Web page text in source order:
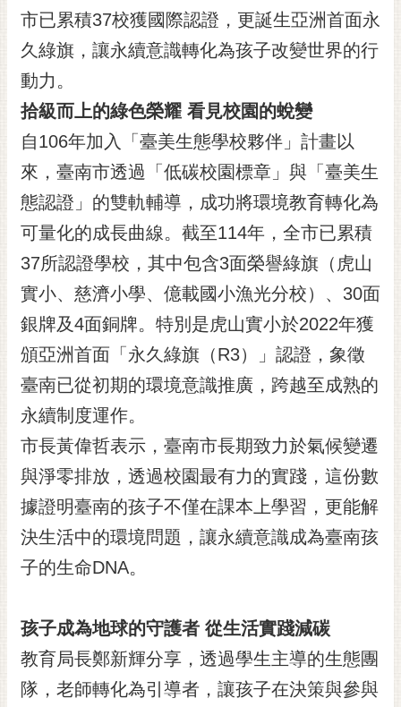
市政資訊
市民互動
黃
偉
哲
螢
光
花
桐
花
祭
網
站
導
覽
訂
閱
RSS
訂
閱
電
報
市
民
信
市已累積37校獲國際認證，更誕生亞洲首面永
久綠旗，讓永續意識轉化為孩子改變世界的行
動力。
拾級而上的綠色榮耀 看見校園的蛻變
自106年加入「臺美生態學校夥伴」計畫以
來，臺南市透過「低碳校園標章」與「臺美生
態認證」的雙軌輔導，成功將環境教育轉化為
可量化的成長曲線。截至114年，全市已累積
37所認證學校，其中包含3面榮譽綠旗（虎山
實小、慈濟小學、億載國小漁光分校）、30面
銀牌及4面銅牌。特別是虎山實小於2022年獲
頒亞洲首面「永久綠旗（R3）」認證，象徵
臺南已從初期的環境意識推廣，跨越至成熟的
永續制度運作。
市長黃偉哲表示，臺南市長期致力於氣候變遷
與淨零排放，透過校園最有力的實踐，這份數
據證明臺南的孩子不僅在課本上學習，更能解
決生活中的環境問題，讓永續意識成為臺南孩
子的生命DNA。
孩子成為地球的守護者 從生活實踐減碳
教育局長鄭新輝分享，透過學生主導的生態團
隊，老師轉化為引導者，讓孩子在決策與參與